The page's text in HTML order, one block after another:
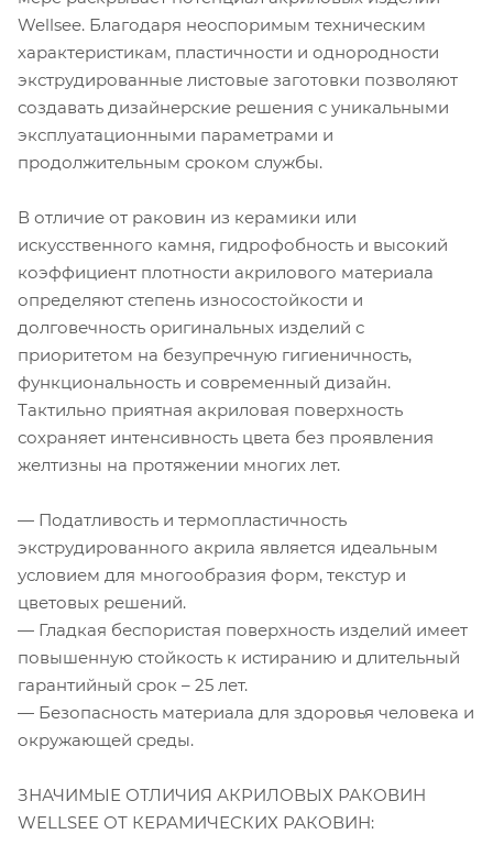
Wellsee. Благодаря неоспоримым техническим
характеристикам, пластичности и однородности
экструдированные листовые заготовки позволяют
создавать дизайнерские решения с уникальными
эксплуатационными параметрами и
продолжительным сроком службы.
В отличие от раковин из керамики или
искусственного камня, гидрофобность и высокий
коэффициент плотности акрилового материала
определяют степень износостойкости и
долговечность оригинальных изделий с
приоритетом на безупречную гигиеничность,
функциональность и современный дизайн.
Тактильно приятная акриловая поверхность
сохраняет интенсивность цвета без проявления
желтизны на протяжении многих лет.
— Податливость и термопластичность
экструдированного акрила является идеальным
условием для многообразия форм, текстур и
цветовых решений.
— Гладкая беспористая поверхность изделий имеет
повышенную стойкость к истиранию и длительный
гарантийный срок – 25 лет.
— Безопасность материала для здоровья человека и
окружающей среды.
ЗНАЧИМЫЕ ОТЛИЧИЯ АКРИЛОВЫХ РАКОВИН
WELLSEE ОТ КЕРАМИЧЕСКИХ РАКОВИН: